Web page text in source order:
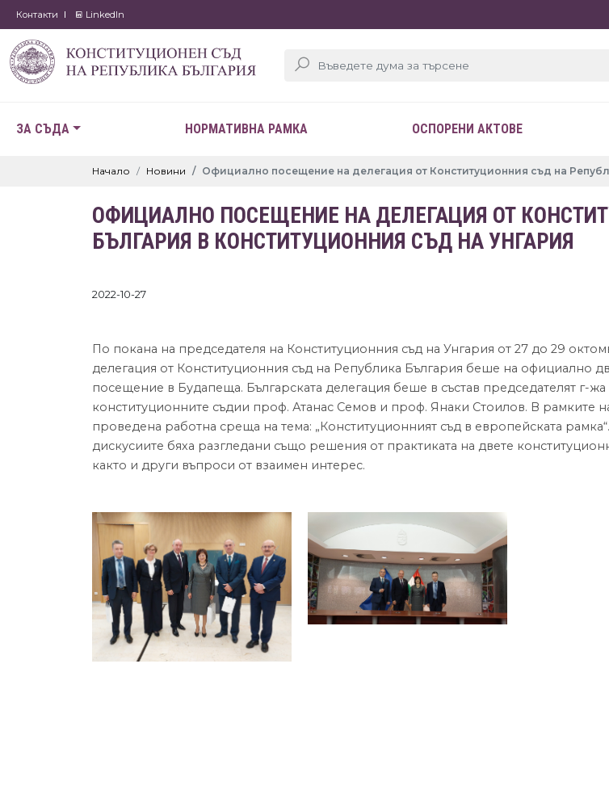
Контакти LinkedIn
ЗА СЪДА НОРМАТИВНА РАМКА ОСПОРЕНИ АКТОВЕ
Начало Новини Официално посещение на делегация от Конституционния съд на
ОФИЦИАЛНО ПОСЕЩЕНИЕ НА ДЕЛЕГАЦИЯ ОТ
БЪЛГАРИЯ В КОНСТИТУЦИОННИЯ СЪД НА УНГАРИЯ
2022-10-27
По покана на председателя на Конституционния съд на Унгария от 27 до 29
делегация от Конституционния съд на Република България беше на официално
посещение в Будапеща. Българската делегация беше в състав председателят г-
конституционните съдии проф. Атанас Семов и проф. Янаки Стоилов. В рамките
проведена работна среща на тема: „Конституционният съд в европейската
дискусиите бяха разгледани също решения от практиката на двете
както и други въпроси от взаимен интерес.